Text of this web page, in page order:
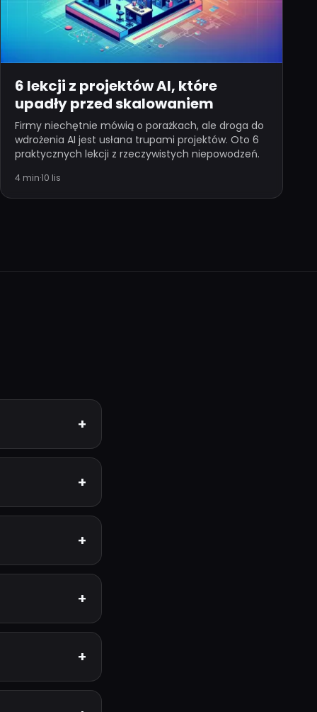
6 lekcji z projektów AI, które
upadły przed skalowaniem
Firmy niechętnie mówią o porażkach, ale droga do
wdrożenia AI jest usłana trupami projektów. Oto 6
praktycznych lekcji z rzeczywistych niepowodzeń.
4 min·10 lis
+
+
+
+
+